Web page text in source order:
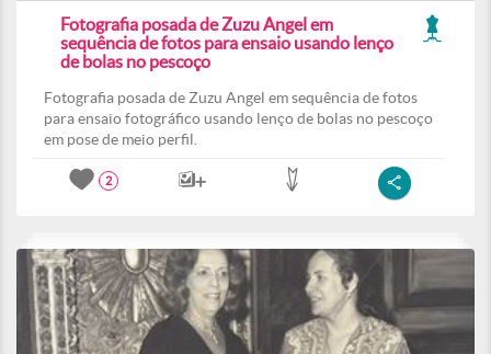
Fotografia posada de Zuzu Angel em
sequência de fotos para ensaio usando lenço
de bolas no pescoço
Fotografia posada de Zuzu Angel em sequência de fotos
para ensaio fotográfico usando lenço de bolas no pescoço
em pose de meio perfil.
2